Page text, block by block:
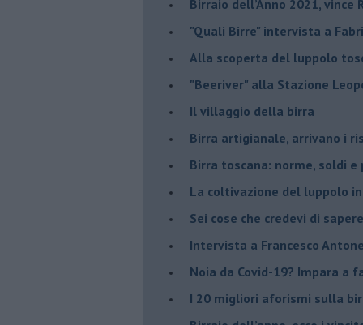
Birraio dell’Anno 2021, vince
"Quali Birre" intervista a
​Alla scoperta del luppolo
"Beeriver" alla Stazione
Il villaggio della birra
Birra artigianale, arrivano i
Birra toscana: norme, soldi
La coltivazione del luppolo in
Sei cose che credevi di
Intervista a Francesco
Noia da Covid-19? Impara a
I 20 migliori aforismi sulla